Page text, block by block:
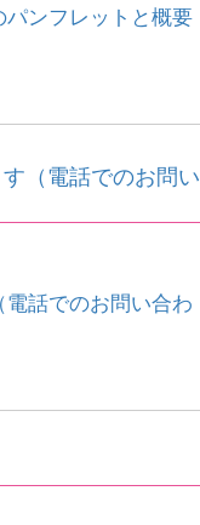
ンフレットと概要
（電話でのお問い
話でのお問い合わ